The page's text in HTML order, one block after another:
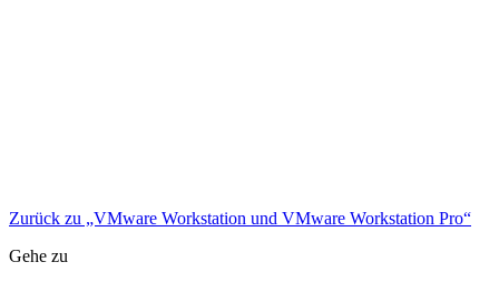
Zurück zu „VMware Workstation und VMware Workstation Pro“
Gehe zu